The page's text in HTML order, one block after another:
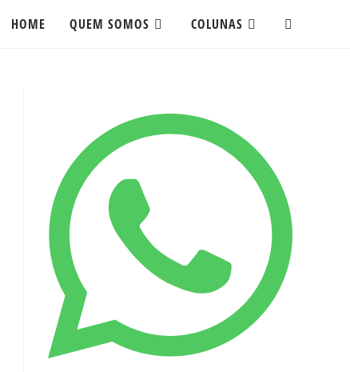
HOME QUEM SOMOS COLUNAS ALTERNAR